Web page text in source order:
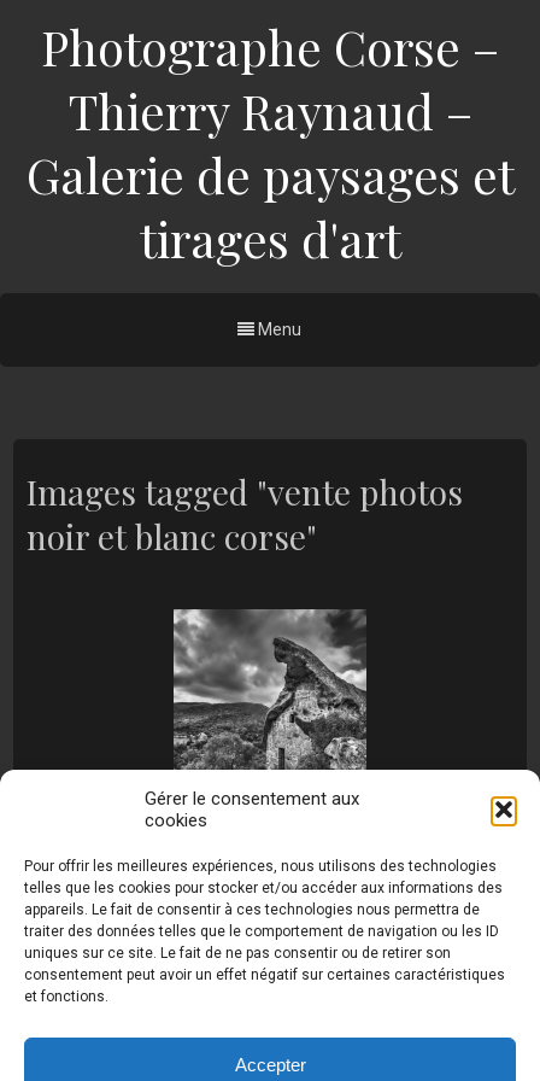
Gérer le consentement aux
cookies
Pour offrir les meilleures expériences, nous utilisons des technologies
telles que les cookies pour stocker et/ou accéder aux informations des
appareils. Le fait de consentir à ces technologies nous permettra de
traiter des données telles que le comportement de navigation ou les ID
uniques sur ce site. Le fait de ne pas consentir ou de retirer son
consentement peut avoir un effet négatif sur certaines caractéristiques
et fonctions.
Accepter
Photographe Corse –
Thierry Raynaud –
Galerie de paysages et
tirages d'art
Menu
Images tagged "vente photos
noir et blanc corse"
raynaud.com ©
Toutes les photos de ce site sont